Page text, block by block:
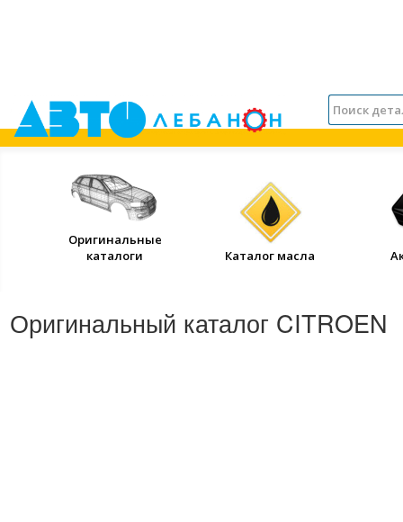
Оригинальные
каталоги
Каталог масла
Оригинальный каталог CITROEN